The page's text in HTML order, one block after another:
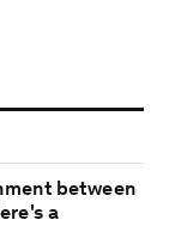
between
a